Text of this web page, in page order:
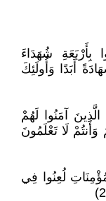
بِأَرْبَعَةِ شُهَدَاءَ
أَبَدًا وَأُولَئِكَ
آمَنُوا لَهُمْ
وَأَنتُمْ لَا تَعْلَمُونَ
لُعِنُوا فِي